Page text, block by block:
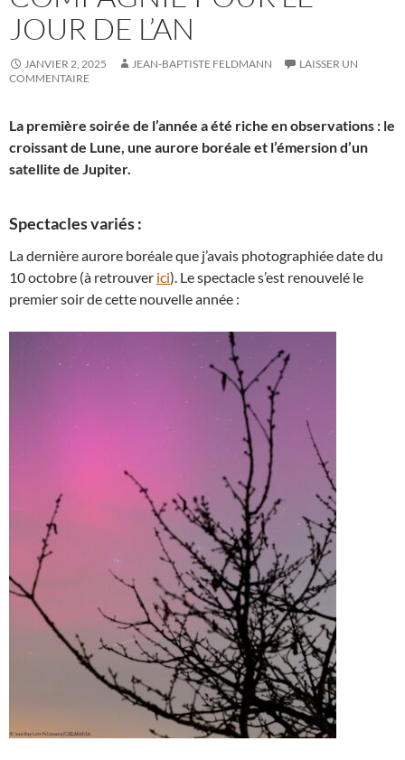
JOUR DE L’AN
JANVIER 2, 2025 JEAN-BAPTISTE FELDMANN
LAISSER UN
COMMENTAIRE
La première soirée de l’année a été riche en observations : le
croissant de Lune, une aurore boréale et l’émersion d’un
satellite de Jupiter.
Spectacles variés :
La dernière aurore boréale que j’avais photographiée date du
10 octobre (à retrouver ici). Le spectacle s’est renouvelé le
premier soir de cette nouvelle année :